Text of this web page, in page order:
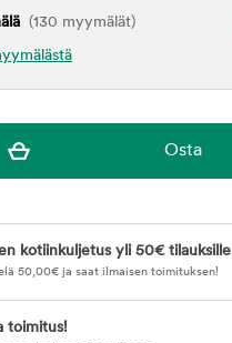
(130 myymälät)
kotiinkuljetus yli 50€ tilauksille
50,00€ ja saat ilmaisen toimituksen!
toimitus!